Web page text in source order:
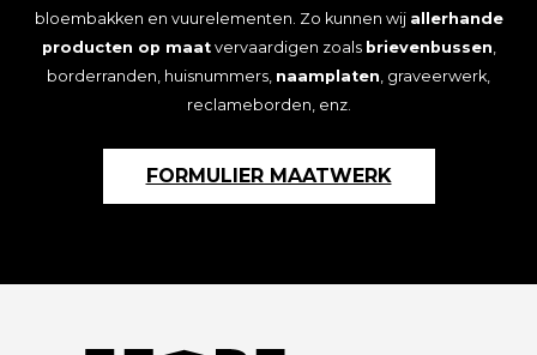
bloembakken en vuurelementen. Zo kunnen wij allerhande
producten op maatvervaardigen zoals brievenbussen
borderranden, huisnummers, naamplaten , graveerwerk,
reclameborden, enz.
FORMULIER MAATWERK